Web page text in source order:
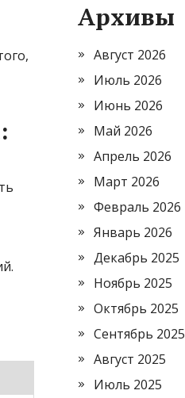
Архивы
Август 2026
Июль 2026
Июнь 2026
Май 2026
Апрель 2026
Март 2026
Февраль 2026
Январь 2026
Декабрь 2025
Ноябрь 2025
Октябрь 2025
Сентябрь 2025
Август 2025
Июль 2025